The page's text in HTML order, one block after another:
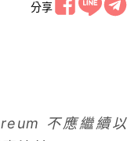
分享
不應繼續以